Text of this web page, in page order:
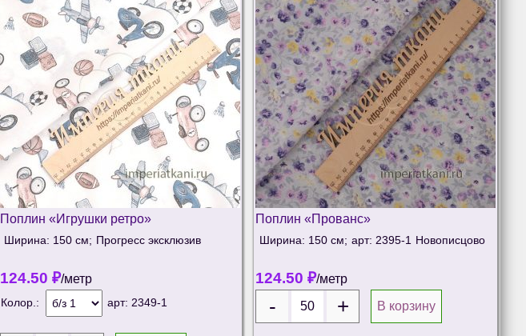
Поплин «Игрушки ретро»
Ширина: 150 см; Прогресс эксклюзив
124.50 ₽/метр
Колор.: арт: 2349-1
Поплин «Прованс»
Ширина: 150 см; арт: 2395-1 Новописцово
124.50 ₽/метр
В корзину